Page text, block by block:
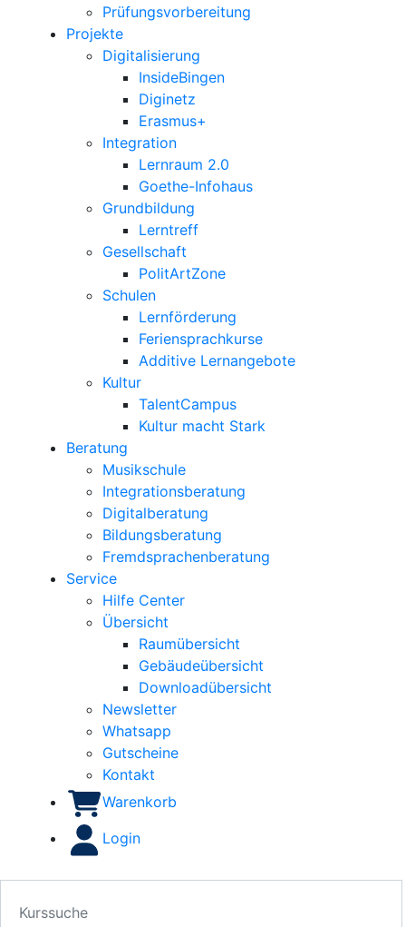
Prüfungsvorbereitung
Projekte
Digitalisierung
InsideBingen
Diginetz
Erasmus+
Integration
Lernraum 2.0
Goethe-Infohaus
Grundbildung
Lerntreff
Gesellschaft
PolitArtZone
Schulen
Lernförderung
Feriensprachkurse
Additive Lernangebote
Kultur
TalentCampus
Kultur macht Stark
Beratung
Musikschule
Integrationsberatung
Digitalberatung
Bildungsberatung
Fremdsprachenberatung
Service
Hilfe Center
Übersicht
Raumübersicht
Gebäudeübersicht
Downloadübersicht
Newsletter
Whatsapp
Gutscheine
Kontakt
Warenkorb
Login